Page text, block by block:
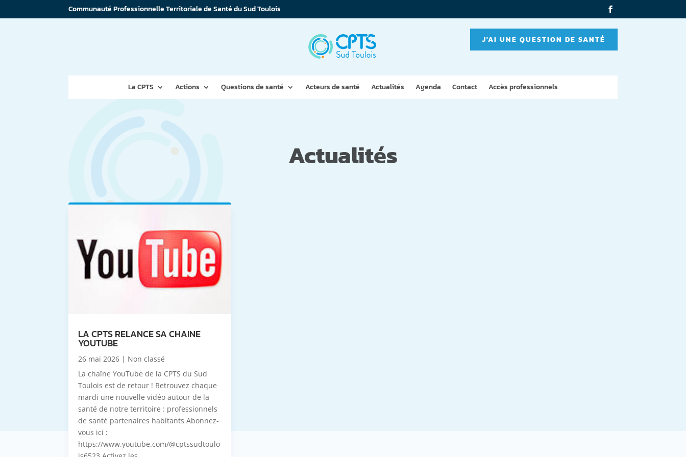
Communauté Professionnelle Territoriale de Santé du Sud Toulois
J'AI UNE QUESTION DE SANTÉ
La CPTS Actions Questions de santé Acteurs de santé Actualités Agenda Contact Accès professionnels
Actualités
LA CPTS RELANCE SA CHAINE
YOUTUBE
26 mai 2026 | Non classé
La chaîne YouTube de la CPTS du Sud
Toulois est de retour ! Retrouvez chaque
mardi une nouvelle vidéo autour de la
santé de notre territoire : professionnels
de santé partenaires habitants Abonnez-
vous ici :
https://www.youtube.com/@cptssudtoulo